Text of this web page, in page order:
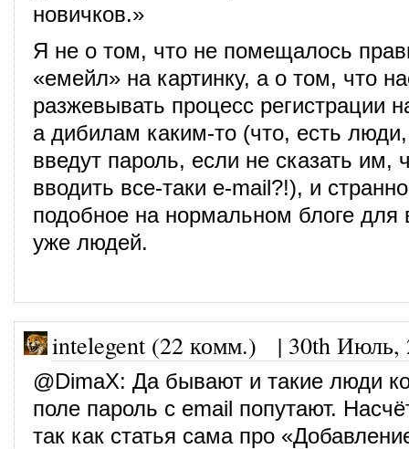
новичков.»
Я не о том, что не помещалось
«емейл» на картинку, а о том, что
разжевывать процесс регистрации
а дибилам каким-то (что, есть
введут пароль, если не сказать им,
вводить все-таки e-mail?!), и
подобное на нормальном блоге для
уже людей.
intelegent (22 комм.) | 30th Июль,
@DimaX: Да бывают и такие люди
поле пароль с email попутают.
так как статья сама про